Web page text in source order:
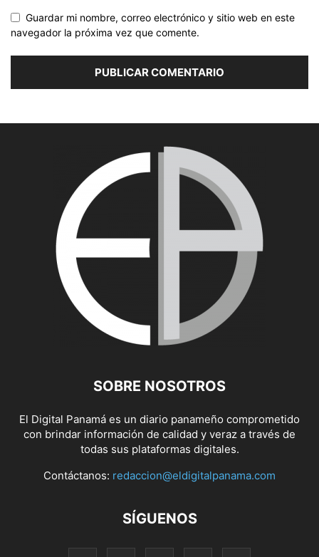
Guardar mi nombre, correo electrónico y sitio web en este
navegador la próxima vez que comente.
SOBRE NOSOTROS
El Digital Panamá es un diario panameño comprometido
con brindar información de calidad y veraz a través de
todas sus plataformas digitales.
Contáctanos: redaccion@eldigitalpanama.com
SÍGUENOS